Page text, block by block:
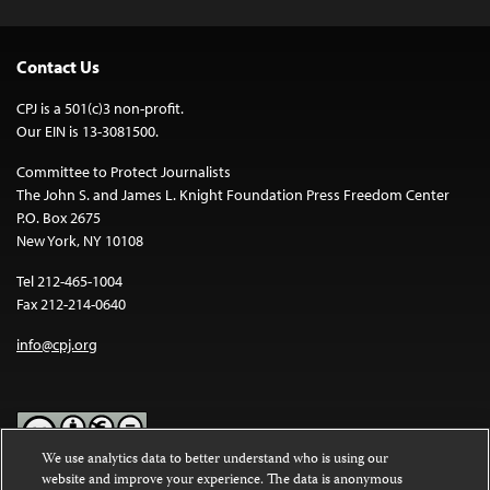
Contact Us
CPJ is a 501(c)3 non-profit.
Our EIN is 13-3081500.
Committee to Protect Journalists
The John S. and James L. Knight Foundation Press Freedom Center
P.O. Box 2675
New York, NY 10108
Tel 212-465-1004
Fax 212-214-0640
info@cpj.org
Except where noted, text on this website is licensed under a
We use analytics data to better understand who is using our
website and improve your experience. The data is anonymous